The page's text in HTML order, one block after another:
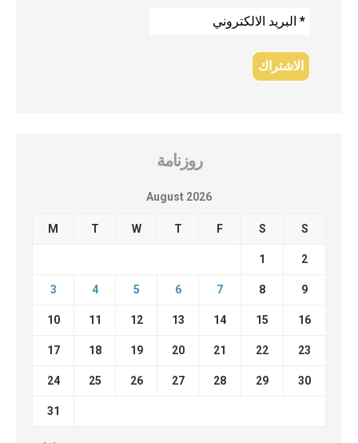
روزنامة
August 2026
M T W T F S S
1 2
3 4 5 6 7 8 9
10 11 12 13 14 15 16
17 18 19 20 21 22 23
24 25 26 27 28 29 30
31